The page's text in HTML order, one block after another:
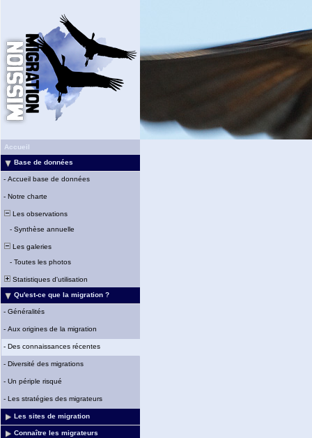
Accueil
Base de données
- Accueil base de données
- Notre charte
Les observations
- Synthèse annuelle
Les galeries
- Toutes les photos
Statistiques d'utilisation
Qu'est-ce que la migration ?
- Généralités
- Aux origines de la migration
- Des connaissances récentes
- Diversité des migrations
- Un périple risqué
- Les stratégies des migrateurs
Les sites de migration
Connaître les migrateurs